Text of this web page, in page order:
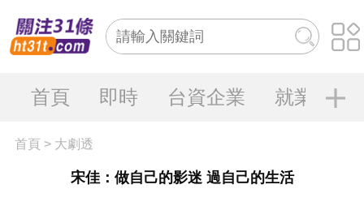
首頁 即時 台資企業 就業大陸
首頁 > 大劇透
宋佳：做自己的影迷 過自己的生活